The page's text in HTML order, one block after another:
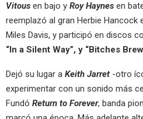
Vitous en bajo y Roy Haynes en
reemplazó al gran Herbie Hancock
Miles Davis, y participó en discos
“In a Silent Way”, y “Bitches
Dejó su lugar a Keith Jarret -otro
experimentar con un sonido más
Fundó Return to Forever, banda